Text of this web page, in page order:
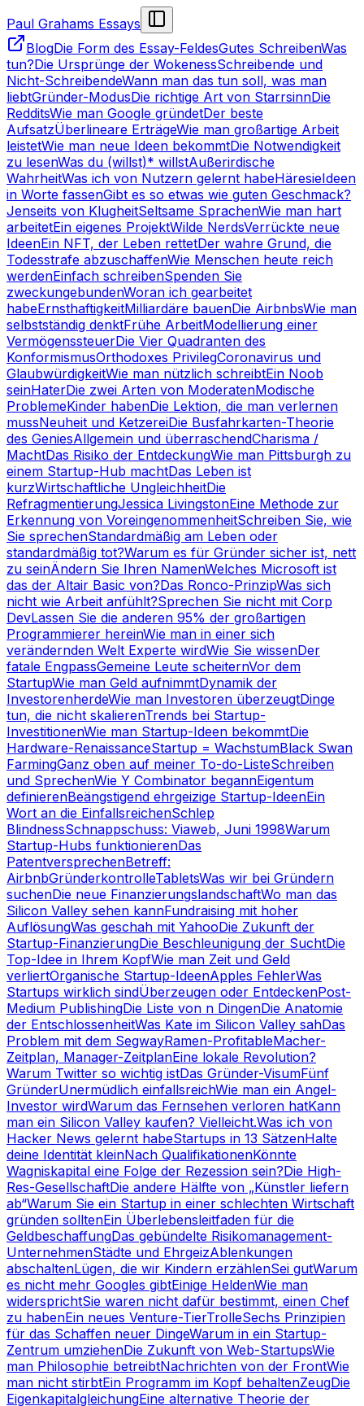
Paul Grahams Essays
BlogDie Form des Essay-FeldesGutes SchreibenWas
tun?Die Ursprünge der WokenessSchreibende und
Nicht-SchreibendeWann man das tun soll, was man
liebtGründer-ModusDie richtige Art von StarrsinnDie
RedditsWie man Google gründetDer beste
AufsatzÜberlineare ErträgeWie man großartige Arbeit
leistetWie man neue Ideen bekommtDie Notwendigkeit
zu lesenWas du (willst)* willstAußerirdische
WahrheitWas ich von Nutzern gelernt habeHäresieIdeen
in Worte fassenGibt es so etwas wie guten Geschmack?
Jenseits von KlugheitSeltsame SprachenWie man hart
arbeitetEin eigenes ProjektWilde NerdsVerrückte neue
IdeenEin NFT, der Leben rettetDer wahre Grund, die
Todesstrafe abzuschaffenWie Menschen heute reich
werdenEinfach schreibenSpenden Sie
zweckungebundenWoran ich gearbeitet
habeErnsthaftigkeitMilliardäre bauenDie AirbnbsWie man
selbstständig denktFrühe ArbeitModellierung einer
VermögenssteuerDie Vier Quadranten des
KonformismusOrthodoxes PrivilegCoronavirus und
GlaubwürdigkeitWie man nützlich schreibtEin Noob
seinHaterDie zwei Arten von ModeratenModische
ProblemeKinder habenDie Lektion, die man verlernen
mussNeuheit und KetzereiDie Busfahrkarten-Theorie
des GeniesAllgemein und überraschendCharisma /
MachtDas Risiko der EntdeckungWie man Pittsburgh zu
einem Startup-Hub machtDas Leben ist
kurzWirtschaftliche UngleichheitDie
RefragmentierungJessica LivingstonEine Methode zur
Erkennung von VoreingenommenheitSchreiben Sie, wie
Sie sprechenStandardmäßig am Leben oder
standardmäßig tot?Warum es für Gründer sicher ist, nett
zu seinÄndern Sie Ihren NamenWelches Microsoft ist
das der Altair Basic von?Das Ronco-PrinzipWas sich
nicht wie Arbeit anfühlt?Sprechen Sie nicht mit Corp
DevLassen Sie die anderen 95% der großartigen
Programmierer hereinWie man in einer sich
verändernden Welt Experte wirdWie Sie wissenDer
fatale EngpassGemeine Leute scheiternVor dem
StartupWie man Geld aufnimmtDynamik der
InvestorenherdeWie man Investoren überzeugtDinge
tun, die nicht skalierenTrends bei Startup-
InvestitionenWie man Startup-Ideen bekommtDie
Hardware-RenaissanceStartup = WachstumBlack Swan
FarmingGanz oben auf meiner To-do-ListeSchreiben
und SprechenWie Y Combinator begannEigentum
definierenBeängstigend ehrgeizige Startup-IdeenEin
Wort an die EinfallsreichenSchlep
BlindnessSchnappschuss: Viaweb, Juni 1998Warum
Startup-Hubs funktionierenDas
PatentversprechenBetreff:
AirbnbGründerkontrolleTabletsWas wir bei Gründern
suchenDie neue FinanzierungslandschaftWo man das
Silicon Valley sehen kannFundraising mit hoher
AuflösungWas geschah mit YahooDie Zukunft der
Startup-FinanzierungDie Beschleunigung der SuchtDie
Top-Idee in Ihrem KopfWie man Zeit und Geld
verliertOrganische Startup-IdeenApples FehlerWas
Startups wirklich sindÜberzeugen oder EntdeckenPost-
Medium PublishingDie Liste von n DingenDie Anatomie
der EntschlossenheitWas Kate im Silicon Valley sahDas
Problem mit dem SegwayRamen-ProfitableMacher-
Zeitplan, Manager-ZeitplanEine lokale Revolution?
Warum Twitter so wichtig istDas Gründer-VisumFünf
GründerUnermüdlich einfallsreichWie man ein Angel-
Investor wirdWarum das Fernsehen verloren hatKann
man ein Silicon Valley kaufen? Vielleicht.Was ich von
Hacker News gelernt habeStartups in 13 SätzenHalte
deine Identität kleinNach QualifikationenKönnte
Wagniskapital eine Folge der Rezession sein?Die High-
Res-GesellschaftDie andere Hälfte von „Künstler liefern
ab“Warum Sie ein Startup in einer schlechten Wirtschaft
gründen solltenEin Überlebensleitfaden für die
GeldbeschaffungDas gebündelte Risikomanagement-
UnternehmenStädte und EhrgeizAblenkungen
abschaltenLügen, die wir Kindern erzählenSei gutWarum
es nicht mehr Googles gibtEinige HeldenWie man
widersprichtSie waren nicht dafür bestimmt, einen Chef
zu habenEin neues Venture-TierTrolleSechs Prinzipien
für das Schaffen neuer DingeWarum in ein Startup-
Zentrum umziehenDie Zukunft von Web-StartupsWie
man Philosophie betreibtNachrichten von der FrontWie
man nicht stirbtEin Programm im Kopf behaltenZeugDie
EigenkapitalgleichungEine alternative Theorie der